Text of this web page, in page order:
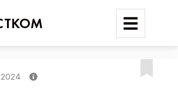
2024